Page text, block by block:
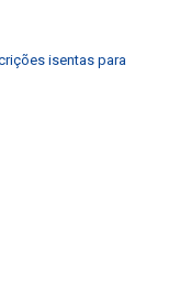
isentas para